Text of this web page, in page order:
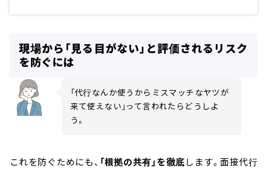
現場から「見る目がない」と評価されるリスク
を防ぐには
「代行なんか使うからミスマッチなヤツが
来て使えない」って言われたらどうしよ
う。
これを防ぐためにも、 「根拠の共有」を徹底 します。面接代行